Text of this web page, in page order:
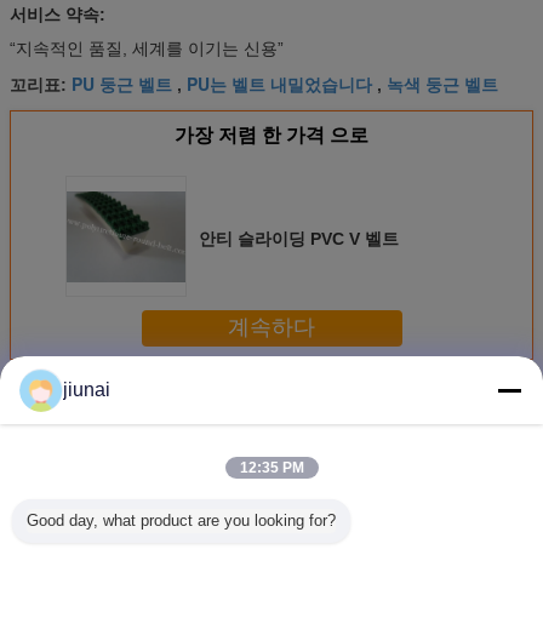
서비스 약속:
“지속적인 품질, 세계를 이기는 신용”
꼬리표: PU 둥근 벨트 , PU는 벨트 내밀었습니다 , 녹색 둥근 벨트
가장 저렴 한 가격 으로
안티 슬라이딩 PVC V 벨트
계속하다
더 많은 것최고 그립 벨트
안티 슬라이딩
폴리우레탄 슈퍼
jiunai
12:35 PM
Good day, what product are you looking for?